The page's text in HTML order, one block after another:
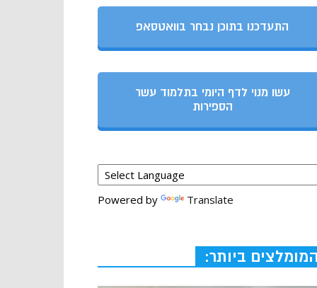
התעדכנו בתוכן נבחר בוואטסאפ
עשו מנוי לדף היומי בתלמוד עשר
הספירות
Powered by Translate
המומלצים ביותר: